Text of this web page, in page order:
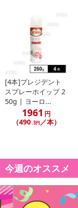
[4本]プレジデント
スプレーホイップ 2
50g | ヨーロ...
1961 円
（490.3円／本）
今週のオススメ